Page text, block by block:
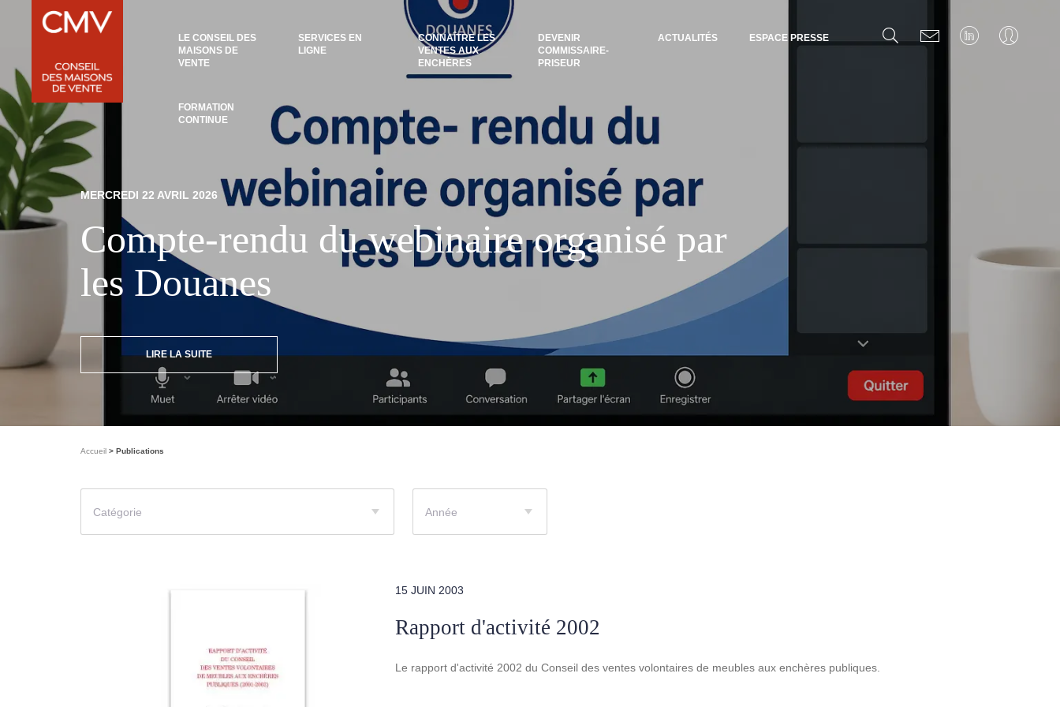
LE CONSEIL DES
MAISONS DE
VENTE
SERVICES EN
LIGNE
CONNAÎTRE LES
VENTES AUX
ENCHÈRES
DEVENIR
COMMISSAIRE-
PRISEUR
ACTUALITÉS ESPACE PRESSE
FORMATION
CONTINUE
MERCREDI 22 AVRIL 2026
Compte-rendu du webinaire organisé par
les Douanes
LIRE LA SUITE
Accueil Publications
Catégorie Année
15 JUIN 2003
Rapport d'activité 2002
Le rapport d'activité 2002 du Conseil des ventes volontaires de meubles aux enchères publiques.